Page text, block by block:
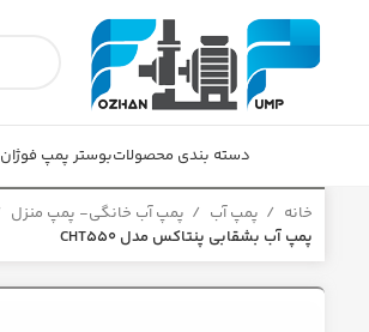
دسته بندی محصولاتبوستر پمپ فوژان
خانه پمپ آب پمپ آب خانگی- پمپ منزل
پمپ آب بشقابی پنتاکس مدل CHT550